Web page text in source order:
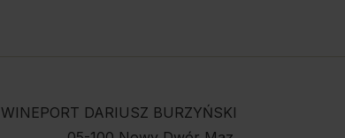
WINEPORT DARIUSZ BURZYŃSKI